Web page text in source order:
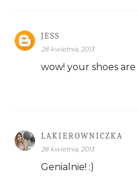
JESS
28 kwietnia, 2013
wow! your shoes
LAKIEROWNICZKA
28 kwietnia, 2013
Genialnie! :)